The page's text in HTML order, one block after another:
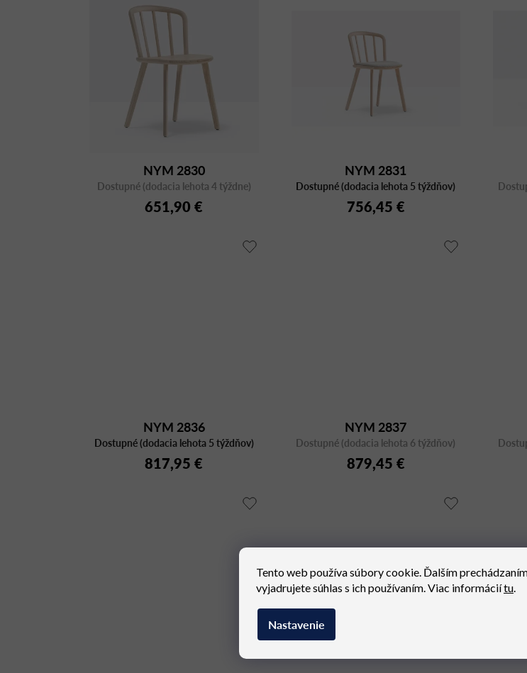
Tento web používa súbory cookie. Ďalším
vyjadrujete súhlas s ich používaním. Viac informáciítu.
Nastavenie
NYM 2830
Dostupné (dodacia lehota 4 týždne)
651,90 €
NYM 2831
Dostupné (dodacia lehota 5 týždňov)
756,45 €
NYM 2836
Dostupné (dodacia lehota 5 týždňov)
817,95 €
NYM 2837
Dostupné (dodacia lehota 6 týždňov)
879,45 €